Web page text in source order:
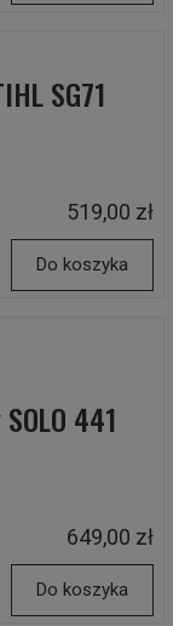
SG71
519,00 zł
Do koszyka
441
649,00 zł
Do koszyka